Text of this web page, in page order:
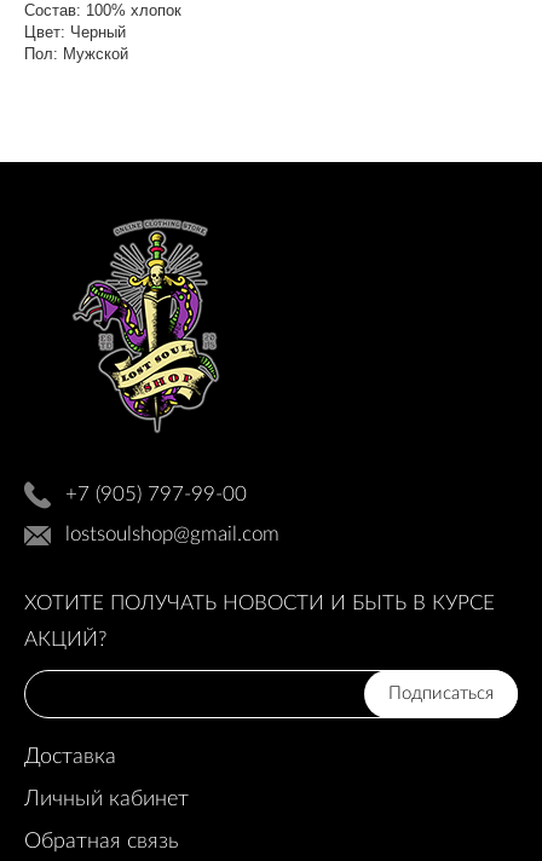
Состав: 100% хлопок
Цвет: Черный
Пол: Мужской
+7 (905) 797-99-00
lostsoulshop@gmail.com
ХОТИТЕ ПОЛУЧАТЬ НОВОСТИ И БЫТЬ В КУРСЕ
АКЦИЙ?
Подписаться
Доставка
Личный кабинет
Обратная связь